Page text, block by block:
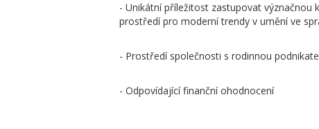
- Unikátní příležitost zastupovat význačnou
prostředí pro moderní trendy v umění ve
- Prostředí společnosti s rodinnou
- Odpovídající finanční ohodnocení